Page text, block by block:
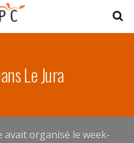
Le Jura
avait organisé le week-